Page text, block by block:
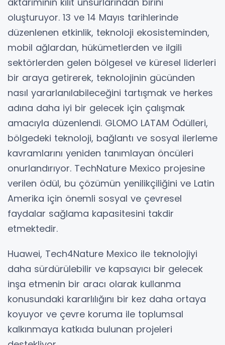
oluşturuyor. 13 ve 14 Mayıs tarihlerinde
düzenlenen etkinlik, teknoloji ekosisteminden,
mobil ağlardan, hükümetlerden ve ilgili
sektörlerden gelen bölgesel ve küresel liderleri
bir araya getirerek, teknolojinin gücünden
nasıl yararlanılabileceğini tartışmak ve herkes
adına daha iyi bir gelecek için çalışmak
amacıyla düzenlendi. GLOMO LATAM Ödülleri,
bölgedeki teknoloji, bağlantı ve sosyal ilerleme
kavramlarını yeniden tanımlayan öncüleri
onurlandırıyor. TechNature Mexico projesine
verilen ödül, bu çözümün yenilikçiliğini ve Latin
Amerika için önemli sosyal ve çevresel
faydalar sağlama kapasitesini takdir
etmektedir.
Huawei, Tech4Nature Mexico ile teknolojiyi
daha sürdürülebilir ve kapsayıcı bir gelecek
inşa etmenin bir aracı olarak kullanma
konusundaki kararlılığını bir kez daha ortaya
koyuyor ve çevre koruma ile toplumsal
kalkınmaya katkıda bulunan projeleri